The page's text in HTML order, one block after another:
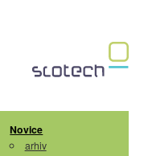
Novice
arhiv